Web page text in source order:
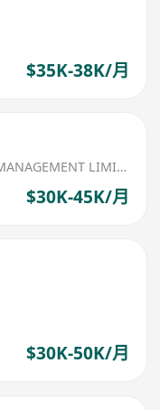
$35K-38K/月
ZING GLOBAL HUMAN RESOURCE MANAGEMENT LIMITED
$30K-45K/月
$30K-50K/月